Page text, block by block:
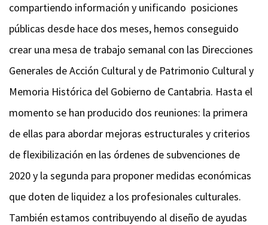
compartiendo información y unificando posiciones
públicas desde hace dos meses, hemos conseguido
crear una mesa de trabajo semanal con las Direcciones
Generales de Acción Cultural y de Patrimonio Cultural y
Memoria Histórica del Gobierno de Cantabria. Hasta el
momento se han producido dos reuniones: la primera
de ellas para abordar mejoras estructurales y criterios
de flexibilización en las órdenes de subvenciones de
2020 y la segunda para proponer medidas económicas
que doten de liquidez a los profesionales culturales.
También estamos contribuyendo al diseño de ayudas